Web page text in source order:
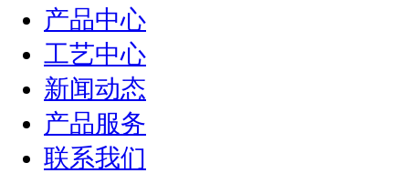
产品中心
工艺中心
新闻动态
产品服务
联系我们